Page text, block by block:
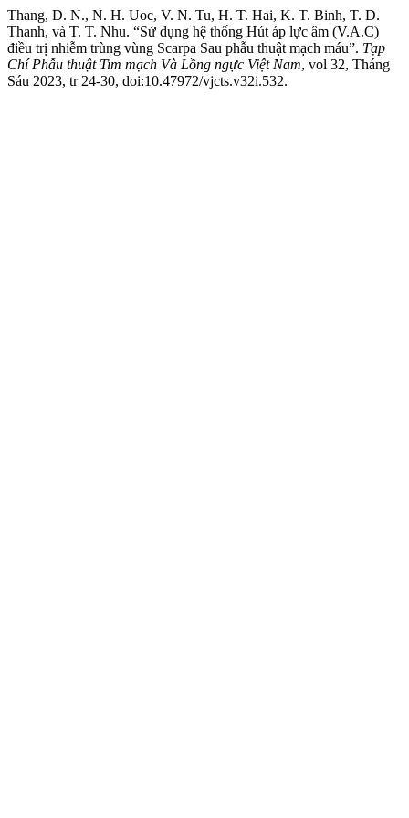
Thang, D. N., N. H. Uoc, V. N. Tu, H. T. Hai, K. T. Binh, T. D.
Thanh, và T. T. Nhu. “Sử dụng hệ thống Hút áp lực âm (V.A.C)
điều trị nhiễm trùng vùng Scarpa Sau phẫu thuật mạch máu”. Tạp
Chí Phẫu thuật Tim mạch Và Lồng ngực Việt Nam, vol 32, Tháng
Sáu 2023, tr 24-30, doi:10.47972/vjcts.v32i.532.